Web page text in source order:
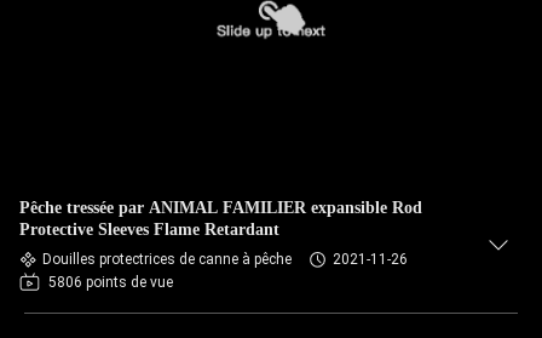
Pêche tressée par ANIMAL FAMILIER expansible Rod
Protective Sleeves Flame Retardant
Douilles protectrices de canne à pêche
2021-11-26
5806 points de vue